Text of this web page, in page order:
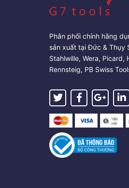
Phân phối chính hãng
sản xuất tại Đức & Thụy
Stahlwille, Wera, Picard,
Rennsteig, PB Swiss